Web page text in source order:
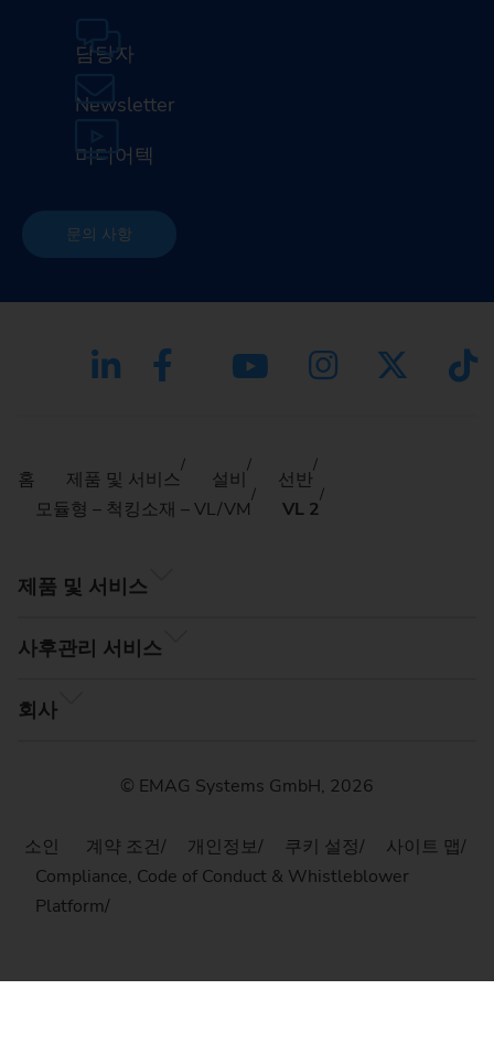
담당자
Newsletter
미디어텍
문의 사항
홈 제품 및 서비스 설비
선반
모듈형 – 척킹소재 – VL/VM
VL 2
제품 및 서비스
사후관리 서비스
회사
© EMAG Systems GmbH, 2026
소인 계약 조건 개인정보 쿠키 설정
사이트 맵
Compliance, Code of Conduct & Whistleblower
Platform